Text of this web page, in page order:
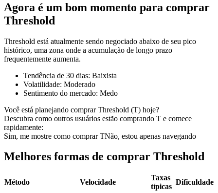
Futuros de USDC
Futuros usando USDC como garantia
Agora é um bom momento para comprar
Threshold
Threshold está atualmente sendo negociado abaixo de seu pico
histórico, uma zona onde a acumulação de longo prazo
frequentemente aumenta.
Tendência de 30 dias: Baixista
Volatilidade: Moderado
Sentimento do mercado: Medo
Você está planejando comprar Threshold (T) hoje?
Descubra como outros usuários estão comprando T e comece
rapidamente:
Sim, me mostre como comprar TNão, estou apenas navegando
Melhores formas de comprar Threshold
Método Velocidade
Taxas
típicas
Dificuldade